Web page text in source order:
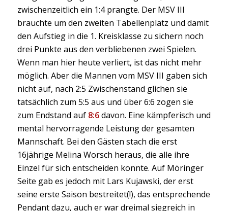
zwischenzeitlich ein 1:4 prangte. Der MSV III
brauchte um den zweiten Tabellenplatz und damit
den Aufstieg in die 1. Kreisklasse zu sichern noch
drei Punkte aus den verbliebenen zwei Spielen.
Wenn man hier heute verliert, ist das nicht mehr
möglich. Aber die Mannen vom MSV III gaben sich
nicht auf, nach 2:5 Zwischenstand glichen sie
tatsächlich zum 5:5 aus und über 6:6 zogen sie
zum Endstand auf 8:6davon. Eine kämpferisch und
mental hervorragende Leistung der gesamten
Mannschaft. Bei den Gästen stach die erst
16jährige Melina Worsch heraus, die alle ihre
Einzel für sich entscheiden konnte. Auf Möringer
Seite gab es jedoch mit Lars Kujawski, der erst
seine erste Saison bestreitet(!), das entsprechende
Pendant dazu, auch er war dreimal siegreich in